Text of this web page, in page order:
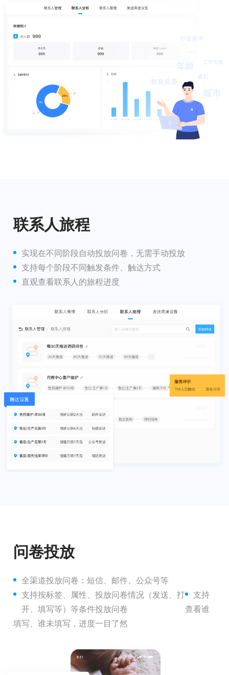
联系人旅程
实现在不同阶段自动投放问卷，无需手动投放
支持每个阶段不同触发条件、触达方式
直观查看联系人的旅程进度
问卷投放
全渠道投放问卷：短信、邮件、公众号等
支持按标签、属性、投放问卷情况（发送、打
开、填写等）等条件投放问卷
支持
查看谁
填写、谁未填写，进度一目了然